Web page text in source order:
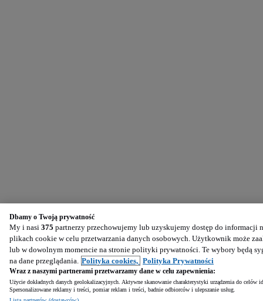
Dbamy o Twoją prywatność
My i nasi 375 partnerzy przechowujemy lub uzyskujemy dostęp do
plikach cookie w celu przetwarzania danych osobowych. Użytkownik może
lub w dowolnym momencie na stronie polityki prywatności. Te wybory będą
na dane przeglądania. Polityka cookies, Polityka Prywatności
Wraz z naszymi partnerami przetwarzamy dane w celu zapewnienia:
Użycie dokładnych danych geolokalizacyjnych. Aktywne skanowanie charakterystyki urządzenia do
Spersonalizowane reklamy i treści, pomiar reklam i treści, badnie odbiorców i ulepszanie usług.